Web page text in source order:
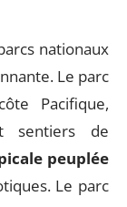
nationaux
Le parc
Pacifique,
sentiers de
peuplée
Le parc